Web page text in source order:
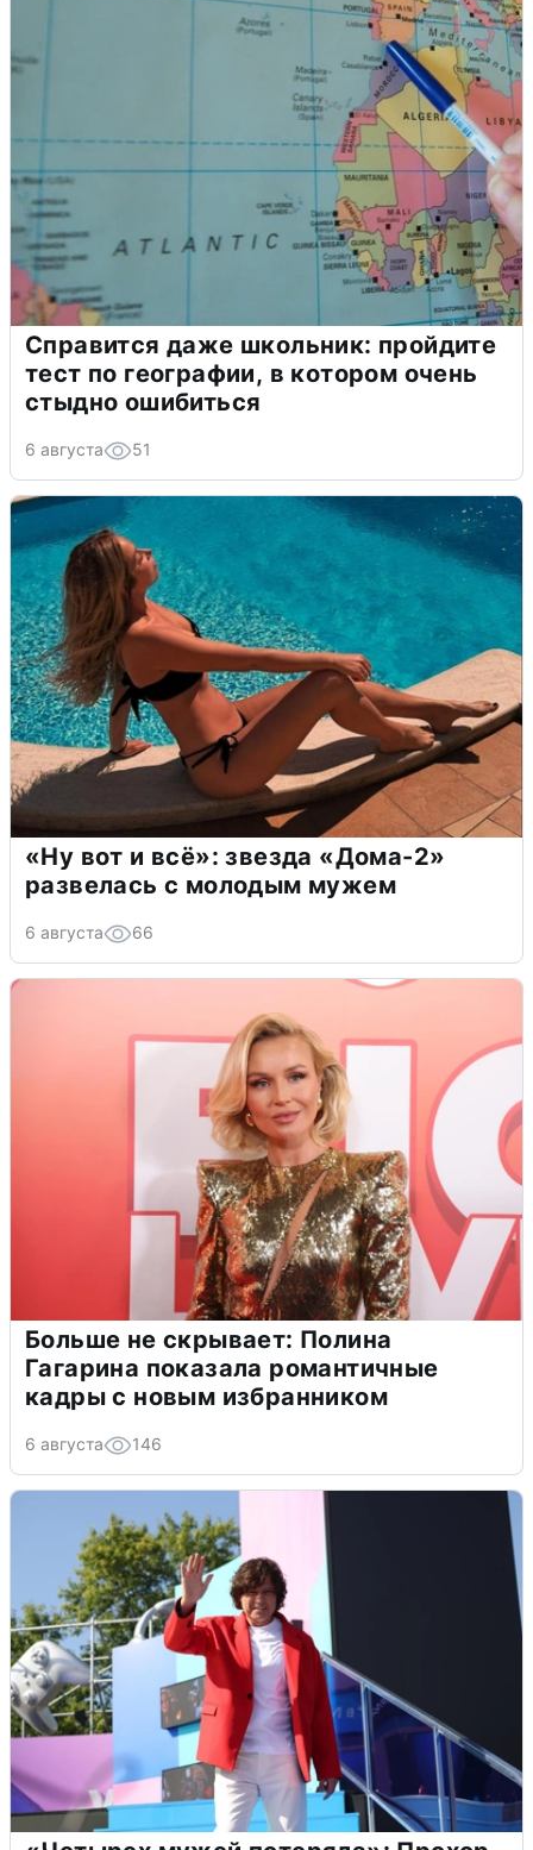
Справится даже школьник: пройдите
тест по географии, в котором очень
стыдно ошибиться
6 августа 51
«Ну вот и всё»: звезда «Дома-2»
развелась с молодым мужем
6 августа 66
Больше не скрывает: Полина
Гагарина показала романтичные
кадры с новым избранником
6 августа 146